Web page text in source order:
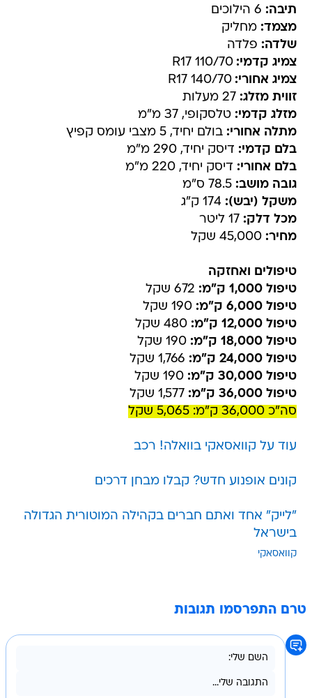
תיבה:
מצמד: מחליק
שלדה: פלדה
צמיג קדמי: 110/70 R17
צמיג אחורי: 140/70 R17
זווית מזלג: 27 מעלות
מזלג קדמי: טלסקופי, 37 מ"מ
מתלה אחורי: בולם יחיד, 5 מצבי עומס קפיץ
בלם קדמי: דיסק יחיד, 290 מ"מ
בלם אחורי: דיסק יחיד, 220 מ"מ
גובה מושב: 78.5 ס"מ
משקל (יבש):
מכל דלק: 17 ליטר
מחיר: 45,000 שקל
טיפולים ואחזקה
טיפול 1,000 ק"מ:
טיפול 6,000 ק"מ:
190 שקל
טיפול 12,000 ק"מ:
480 שקל
טיפול 18,000 ק"מ:
190 שקל
טיפול 24,000 ק"מ:
טיפול 30,000 ק"מ:
190 שקל
טיפול 36,000 ק"מ:
1,577 שקל
סה"כ 36,000 ק"מ: 5,065 שקל
עוד על קוואסאקי בוואלה! רכב
קונים אופנוע חדש? קבלו מבחן דרכים
"לייק" אחד ואתם חברים בקהילה המוטורית הגדולה
בישראל
קוואסאקי
טרם התפרסמו תגובות